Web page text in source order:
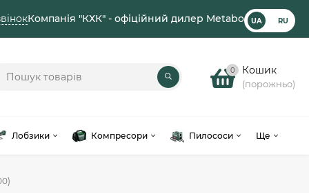
Компанія "КХК" - офіційний дилер Metabo UA RU
0 Кошик
(порожньо)
Лобзики Компресори Пилососи Ще